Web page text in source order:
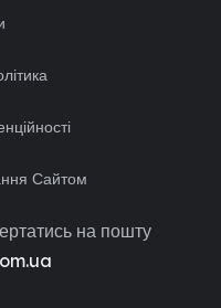
Сайтом
на пошту